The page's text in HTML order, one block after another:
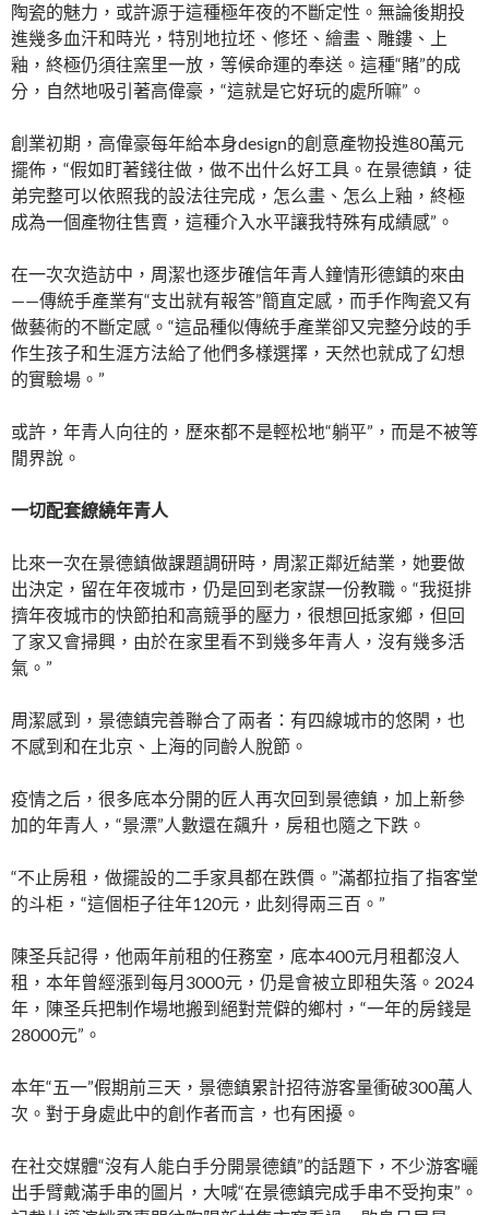
陶瓷的魅力，或許源于這種極年夜的不斷定性。無論後期投
進幾多血汗和時光，特別地拉坯、修坯、繪畫、雕鏤、上
釉，終極仍須往窯里一放，等候命運的奉送。這種“賭”的成
分，自然地吸引著高偉豪，“這就是它好玩的處所嘛”。
創業初期，高偉豪每年給本身design的創意產物投進80萬元
擺佈，“假如盯著錢往做，做不出什么好工具。在景德鎮，徒
弟完整可以依照我的設法往完成，怎么畫、怎么上釉，終極
成為一個產物往售賣，這種介入水平讓我特殊有成績感”。
在一次次造訪中，周潔也逐步確信年青人鐘情形德鎮的來由
——傳統手產業有“支出就有報答”簡直定感，而手作陶瓷又有
做藝術的不斷定感。“這品種似傳統手產業卻又完整分歧的手
作生孩子和生涯方法給了他們多樣選擇，天然也就成了幻想
的實驗場。”
或許，年青人向往的，歷來都不是輕松地“躺平”，而是不被等
閒界說。
一切配套繚繞年青人
比來一次在景德鎮做課題調研時，周潔正鄰近結業，她要做
出決定，留在年夜城市，仍是回到老家謀一份教職。“我挺排
擠年夜城市的快節拍和高競爭的壓力，很想回抵家鄉，但回
了家又會掃興，由於在家里看不到幾多年青人，沒有幾多活
氣。”
周潔感到，景德鎮完善聯合了兩者：有四線城市的悠閑，也
不感到和在北京、上海的同齡人脫節。
疫情之后，很多底本分開的匠人再次回到景德鎮，加上新參
加的年青人，“景漂”人數還在飆升，房租也隨之下跌。
“不止房租，做擺設的二手家具都在跌價。”滿都拉指了指客堂
的斗柜，“這個柜子往年120元，此刻得兩三百。”
陳圣兵記得，他兩年前租的任務室，底本400元月租都沒人
租，本年曾經漲到每月3000元，仍是會被立即租失落。2024
年，陳圣兵把制作場地搬到絕對荒僻的鄉村，“一年的房錢是
28000元”。
本年“五一”假期前三天，景德鎮累計招待游客量衝破300萬人
次。對于身處此中的創作者而言，也有困擾。
在社交媒體“沒有人能白手分開景德鎮”的話題下，不少游客曬
出手臂戴滿手串的圖片，大喊“在景德鎮完成手串不受拘束”。